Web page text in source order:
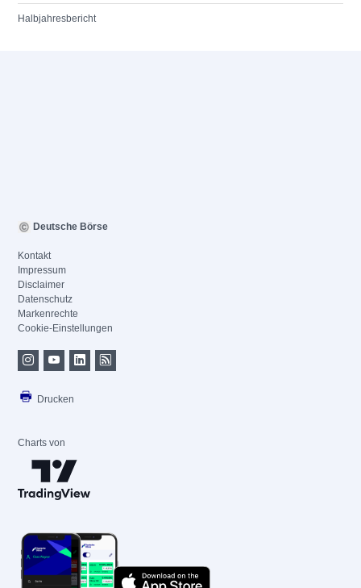
Halbjahresbericht
Deutsche Börse
Kontakt
Impressum
Disclaimer
Datenschutz
Markenrechte
Cookie-Einstellungen
Drucken
Charts von